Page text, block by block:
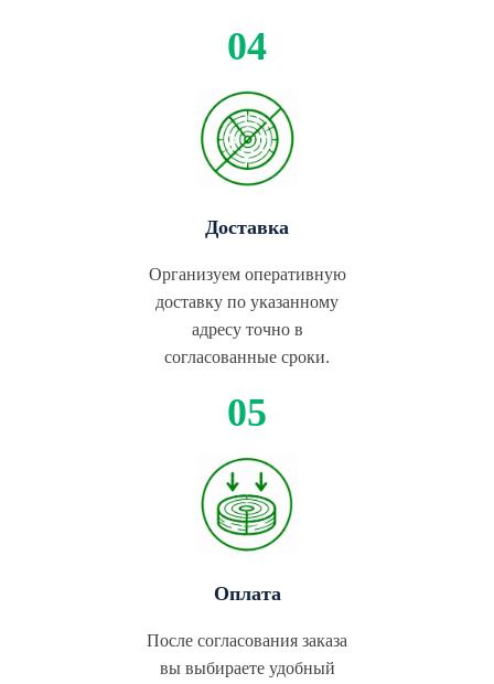
Доставка
Организуем оперативную
доставку по указанному
адресу точно в
согласованные сроки.
Оплата
После согласования заказа
вы выбираете удобный